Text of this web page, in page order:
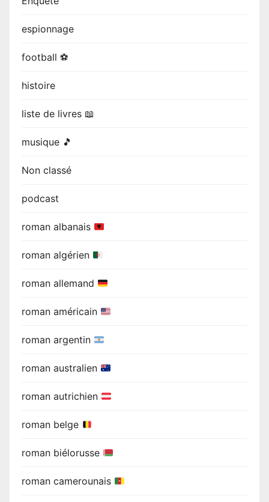
espionnage
football ⚽
histoire
liste de livres 📖
musique 🎵
Non classé
podcast
roman albanais
roman algérien
roman allemand
roman américain
roman argentin
roman australien
roman autrichien
roman belge
roman biélorusse
roman camerounais